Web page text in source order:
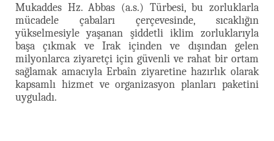
Mukaddes Hz. Abbas (a.s.) Türbesi, bu zorluklarla
mücadele çabaları çerçevesinde, sıcaklığın
yükselmesiyle yaşanan şiddetli iklim zorluklarıyla
başa çıkmak ve Irak içinden ve dışından gelen
milyonlarca ziyaretçi için güvenli ve rahat bir ortam
sağlamak amacıyla Erbaîn ziyaretine hazırlık olarak
kapsamlı hizmet ve organizasyon planları paketini
uyguladı.